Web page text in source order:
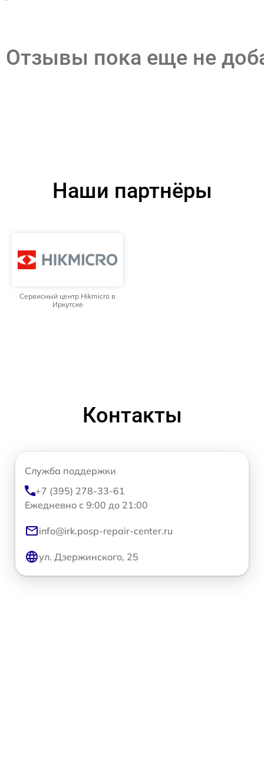
Отзывы пока еще не
Наши партнёры
Сервисный центр Hikmicro в
Иркутске
Контакты
Служба поддержки
+7 (395) 278-33-61
Ежедневно с 9:00 до 21:00
info@irk.posp-repair-center.ru
ул. Дзержинского, 25